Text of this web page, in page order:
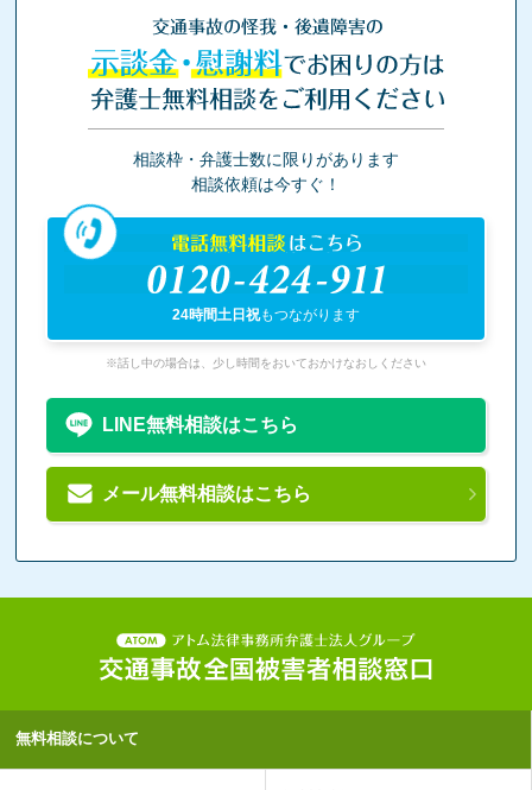
交通事故の怪我・後遺障害の
示談金・慰謝料でお困りの方は
弁護士無料相談をご利用ください
相談枠・弁護士数に限りがあります
相談依頼は今すぐ！
電話無料相談はこちら
0120-424-911
24時間土日祝もつながります
※話し中の場合は、少し時間をおいておかけなおしください
LINE無料相談はこちら
メール無料相談はこちら
無料相談について